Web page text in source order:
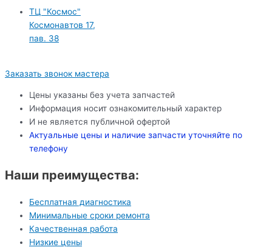
ТЦ "Космос"
Космонавтов 17,
пав. 38
Заказать звонок мастера
Цены указаны без учета запчастей
Информация носит ознакомительный характер
И не является публичной офертой
Актуальные цены и наличие запчасти уточняйте по
телефону
Наши преимущества:
Бесплатная диагностика
Минимальные сроки ремонта
Качественная работа
Низкие цены